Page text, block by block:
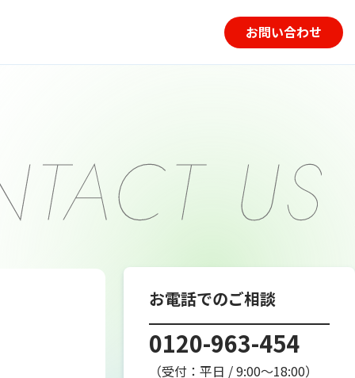
お問い合わせ
お電話でのご相談
0120-963-454
（受付：平日 / 9:00〜18:00）